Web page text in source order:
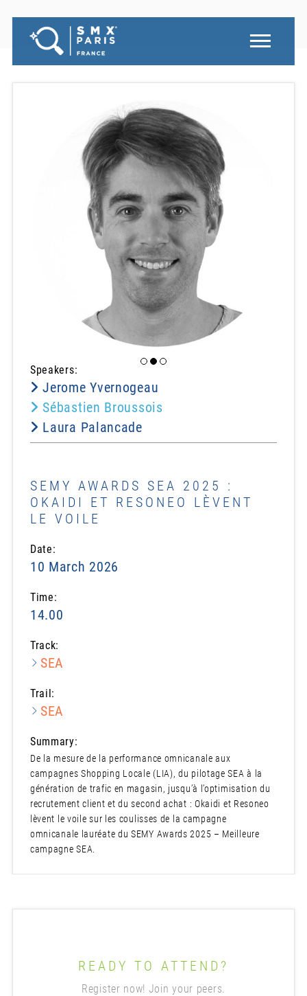
Speakers:
Jerome Yvernogeau
Sébastien Broussois
Laura Palancade
SEMY AWARDS SEA 2025 :
OKAIDI ET RESONEO LÈVENT
LE VOILE
Date:
10 March 2026
Time:
14.00
Track:
SEA
Trail:
SEA
Summary:
De la mesure de la performance omnicanale aux
campagnes Shopping Locale (LIA), du pilotage SEA à la
génération de trafic en magasin, jusqu’à l’optimisation du
recrutement client et du second achat : Okaidi et Resoneo
lèvent le voile sur les coulisses de la campagne
omnicanale lauréate du SEMY Awards 2025 – Meilleure
campagne SEA.
READY TO ATTEND?
Register now! Join your peers.